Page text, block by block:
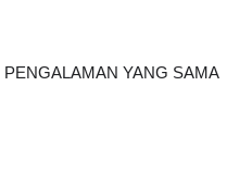
PENGALAMAN YANG SAMA